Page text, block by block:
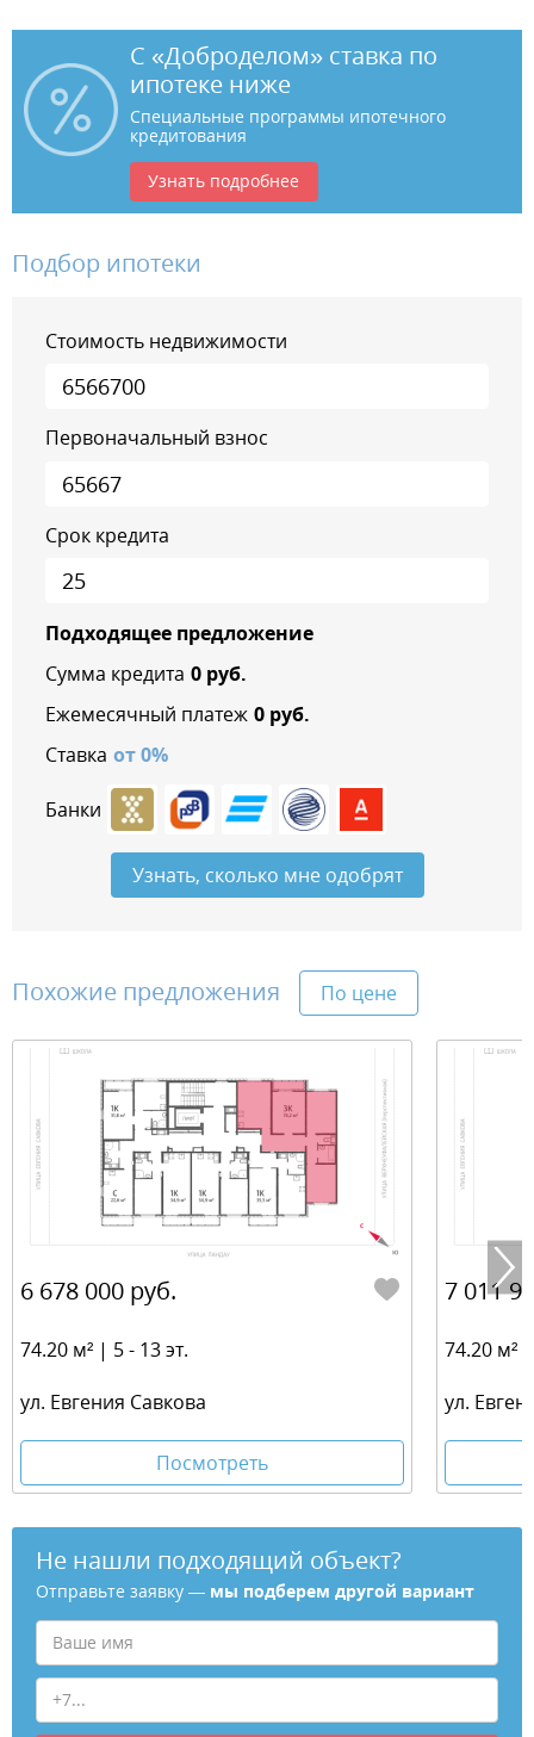
С «Доброделом» ставка по
ипотеке ниже
Специальные программы ипотечного
кредитования
Узнать подробнее
Подбор ипотеки
Стоимость недвижимости
Первоначальный взнос
Срок кредита
Подходящее предложение
Сумма кредита 0руб.
Ежемесячный платеж 0руб.
Ставка от0%
Банки
Узнать, сколько мне одобрят
Похожие предложения По цене
6 678 000 руб.
74.20 м² | 5 - 13 эт.
ул. Евгения Савкова
Посмотреть
7 011
74.20 м²
ул.
Не нашли подходящий объект?
Отправьте заявку — мы подберем другой вариант